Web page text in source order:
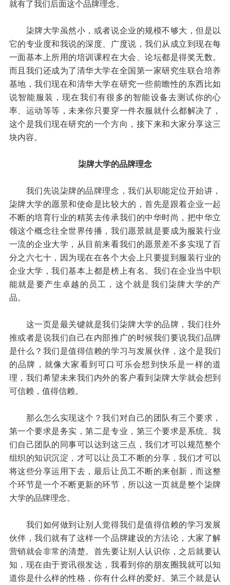
就有了我们后面这个品牌理念。
柒牌大学虽然小，或者说企业的规模不够大，但是以
它的专业度和我说的深度、广度说，我们从成立到现在每
一面基本上所用的培训课程在大会、论坛都是得奖无数。
而且我们还成为了清华大学在全国第一家研究生联合培养
基地，我们现在和清华大学在研究一些前瞻性的东西比如
说智能服装，现在我们有很多的智能设备去测试你的心
率、运动等等，未来你只要穿一件衣服就什么都解决了，
这个是我们现在研究的一个方向，接下来和大家分享这三
块内容。
柒牌大学的品牌理念
我们先说柒牌的品牌理念，我们从职能定位开始讲，
柒牌大学的愿景和使命是比较大的，首先是跟着企业一起
不断的培育行业的精英去传承我们的中华时尚，把中华立
领这个概念往全世界传播，我们愿景就是要成为服装行业
一流的企业大学，从目前来看我们的愿景差不多实现了百
分之六七十，因为现在在各个大会上只要提到服装行业的
企业大学，我们基本上都是榜上有名。我们在企业当中职
能就是要产生卓越的员工，这个就是我们柒牌大学的产
品。
这一页是最关键就是我们柒牌大学的品牌，我们往外
推或者是说我们自己在内部推广的时候我们要说我们品牌
是什么？我们是值得信赖的学习与发展伙伴，这个是我们
的品牌，就像大家看到可口可乐会想到快乐是一样的道
理，我们希望未来我们内外的客户看到柒牌大学就会想到
可信赖，值得信赖。
那么怎么实现这个？我们对自己的团队有三个要求，
第一个要求是务实，第二是专业，第三个要求是系统。我
们自己团队的同事可以达到这三点，我们才可以规范整个
组织的知识沉淀，才可以让员工不断的分享，我们才可以
将这些分享运用下去，最后让员工不断的来创新，而这整
个环节是一个不断更新的环节，所以这一页就是整个柒牌
大学的品牌理念。
我们如何做到让别人觉得我们是值得信赖的学习发展
伙伴，我们就有了这样一个品牌建设的方法论，大家了解
营销就会非常的清楚。首先要让别人认识你，之后就要认
知，现在由于资讯很发达，我看到你的朋友圈我就可以知
道你是什么样的性格，你有什么样的爱好。第三个就是认